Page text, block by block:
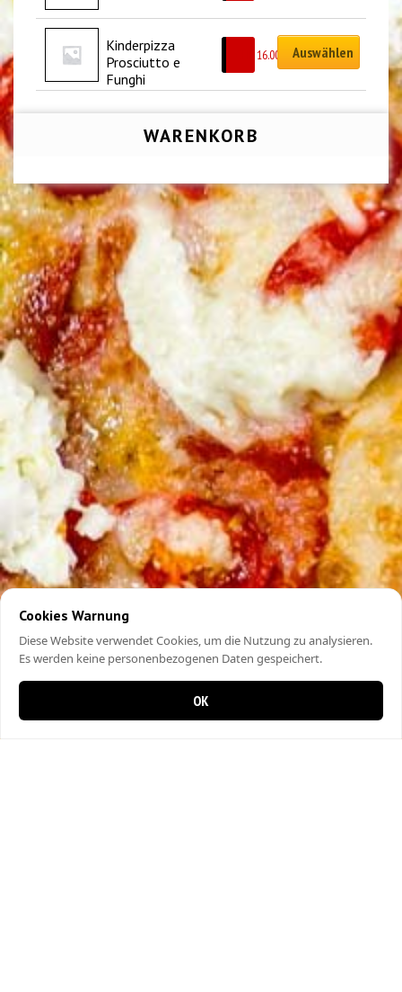
Kinderpizza
Prosciutto e
Funghi
16.00 Auswählen
WARENKORB
Cookies Warnung
Diese Website verwendet Cookies, um die Nutzung zu analysieren.
Es werden keine personenbezogenen Daten gespeichert.
OK